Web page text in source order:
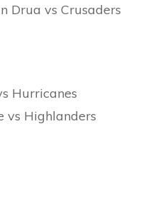
Drua vs Crusaders
Hurricanes
vs Highlanders